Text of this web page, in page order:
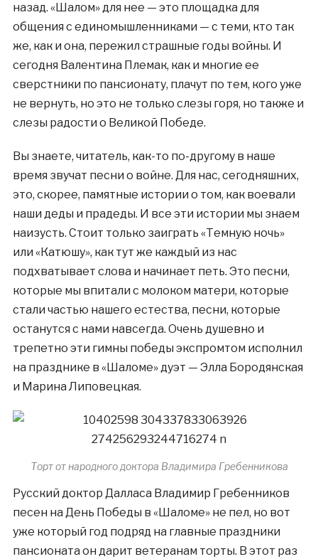
назад. «Шалом» для нее — это площадка для
общения с единомышленниками — с теми, кто так
же, как и она, пережил страшные годы войны. И
сегодня Валентина Племак, как и многие ее
сверстники по пансионату, плачут по тем, кого уже
не вернуть, но это не только слезы горя, но также и
слезы радости о Великой Победе.
Вы знаете, читатель, как-то по-другому в наше
время звучат песни о войне. Для нас, сегодняшних,
это, скорее, памятные истории о том, как воевали
наши деды и прадеды. И все эти истории мы знаем
наизусть. Стоит только заиграть «Темную ночь»
или «Катюшу», как тут же каждый из нас
подхватывает слова и начинает петь. Это песни,
которые мы впитали с молоком матери, которые
стали частью нашего естества, песни, которые
останутся с нами навсегда. Очень душевно и
трепетно эти гимны победы экспромтом исполнил
на празднике в «Шаломе» дуэт — Элла Бородянская
и Марина Липовецкая.
Торт от народного доктора Владимира Гребенникова
Русский доктор Далласа Владимир Гребенников
песен на День Победы в «Шаломе» не пел, но вот
уже который год подряд на главные праздники
пансионата он дарит ветеранам торты. В этот раз